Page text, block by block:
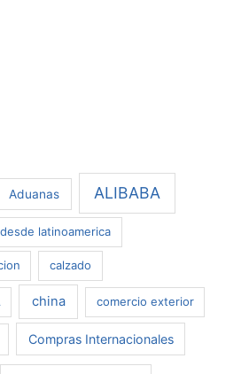
Aduanas ALIBABA
latinoamerica
calzado
china comercio exterior
Compras Internacionales